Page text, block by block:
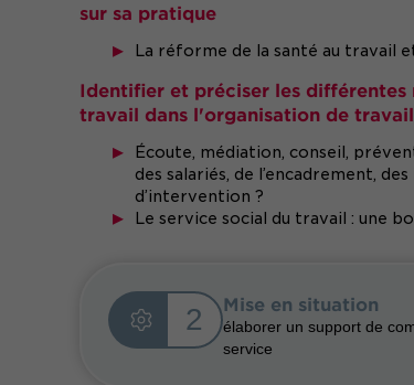
sur sa pratique
La réforme de la santé au travail
Identifier et préciser les différentes
travail dans l'organisation de travail
Écoute, médiation, conseil,
des salariés, de l’encadrement,
d’intervention ?
Le service social du travail : une
2 Mise en situation
élaborer un support de
service